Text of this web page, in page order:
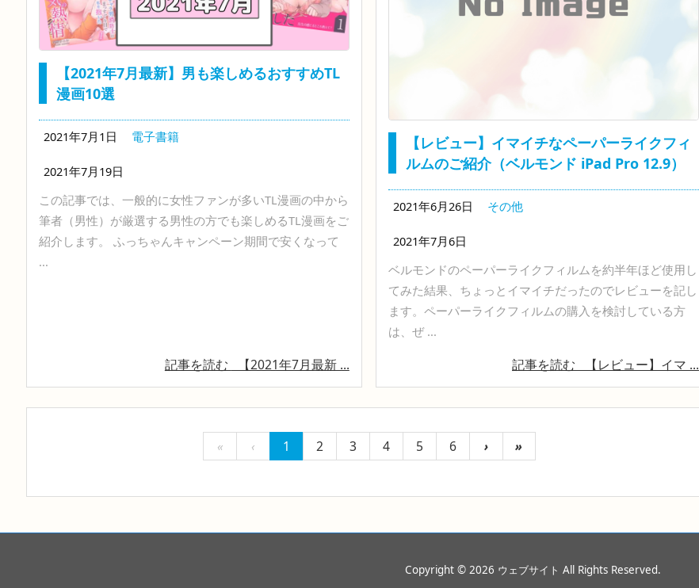
【2021年7月最新】男も楽しめるおすすめTL
漫画10選
2021年7月1日 電子書籍
2021年7月19日
この記事では、一般的に女性ファンが多いTL漫画の中から
筆者（男性）が厳選する男性の方でも楽しめるTL漫画をご
紹介します。 ふっちゃんキャンペーン期間で安くなって
...
記事を読む 【2021年7月最新 ...
【レビュー】イマイチなペーパーライクフィ
ルムのご紹介（ベルモンド iPad Pro 12.9）
2021年6月26日 その他
2021年7月6日
ベルモンドのペーパーライクフィルムを約半年ほど使用し
てみた結果、ちょっとイマイチだったのでレビューを記し
ます。ペーパーライクフィルムの購入を検討している方
は、ぜ ...
記事を読む 【レビュー】イマ ...
« ‹ 1 2 3 4 5 6 › »
Copyright © 2026 ウェブサイト All Rights Reserved.